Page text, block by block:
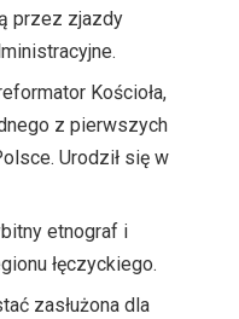
przez zjazdy
Kościoła,
z pierwszych
Urodził się w
etnograf i
łęczyckiego.
zasłużona dla